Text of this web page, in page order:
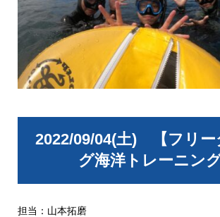
2022/09/04(土) 【フリー
グ海洋トレーニング
担当：山本拓磨